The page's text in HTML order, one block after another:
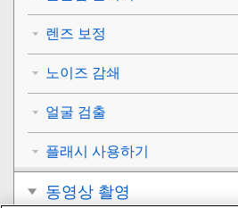
렌즈 보정
노이즈 감쇄
얼굴 검출
플래시 사용하기
동영상 촬영